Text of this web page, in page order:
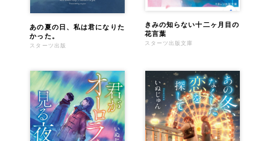
あの夏の日、私は君になりた
かった。
スターツ出版
きみの知らない十二ヶ月目の
花言葉
スターツ出版文庫